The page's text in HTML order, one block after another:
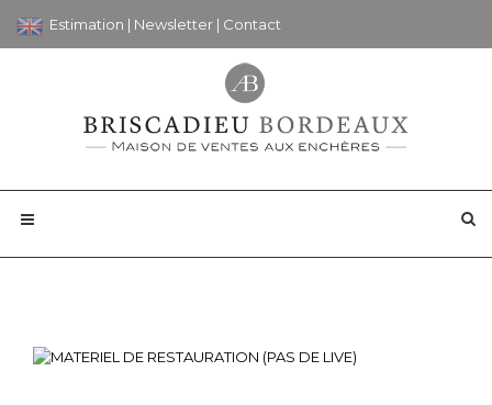
Estimation | Newsletter | Contact